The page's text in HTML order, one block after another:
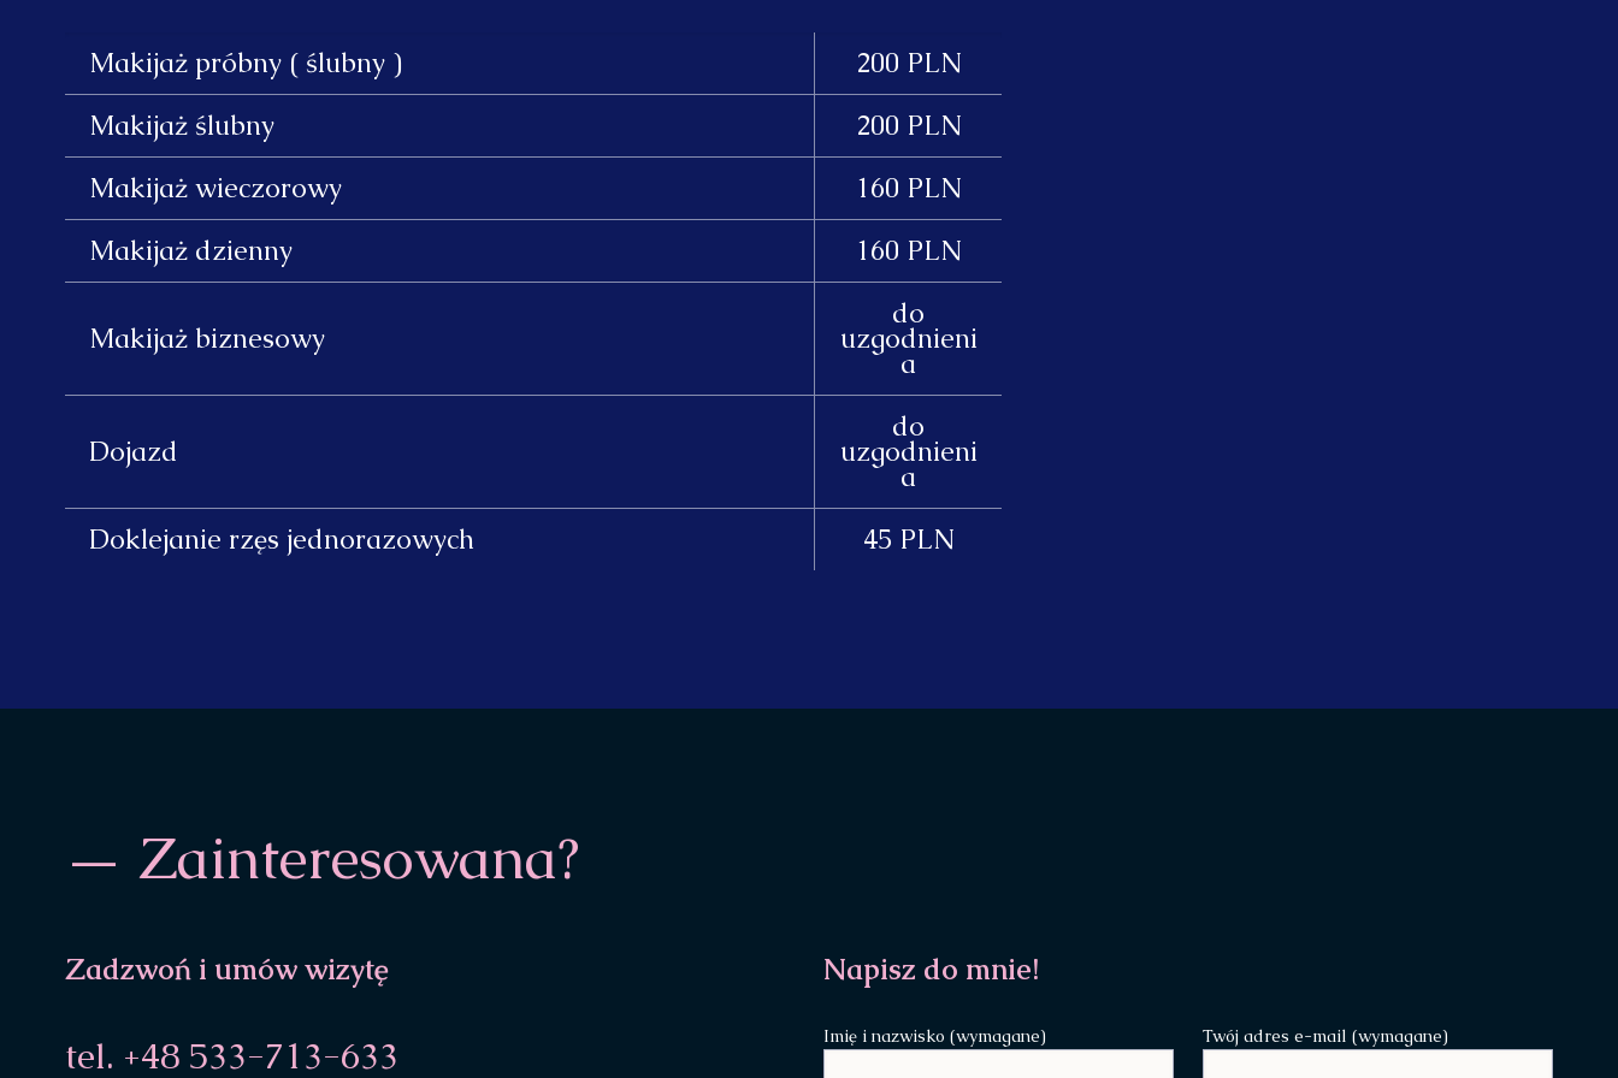
Makijaż próbny ( ślubny )
200 PLN
Makijaż ślubny
200 PLN
Makijaż wieczorowy
160 PLN
Makijaż dzienny
160 PLN
Makijaż biznesowy
do
uzgodnieni
a
Dojazd
do
uzgodnieni
a
Doklejanie rzęs jednorazowych
45 PLN
— Zainteresowana?
Zadzwoń i umów wizytę
tel. +48 533-713-633
Napisz do mnie!
Imię i nazwisko (wymagane) Twój adres e-mail (wymagane)